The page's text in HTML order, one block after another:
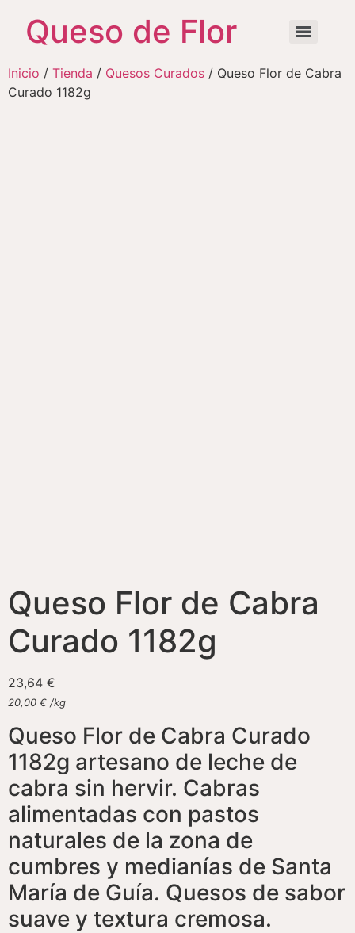
Queso de Flor
Inicio / Tienda / Quesos Curados / Queso Flor de Cabra
Curado 1182g
Queso Flor de Cabra
Curado 1182g
23,64 €
20,00 € /kg
Queso Flor de Cabra Curado
1182g artesano de leche de
cabra sin hervir. Cabras
alimentadas con pastos
naturales de la zona de
cumbres y medianías de Santa
María de Guía. Quesos de sabor
suave y textura cremosa.